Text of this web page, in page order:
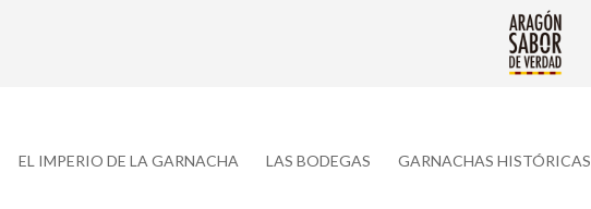
EL IMPERIO DE LA GARNACHA LAS BODEGAS GARNACHAS HISTÓRICAS